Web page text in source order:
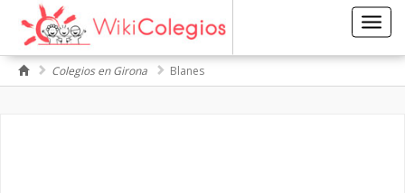
Colegios en Girona Blanes